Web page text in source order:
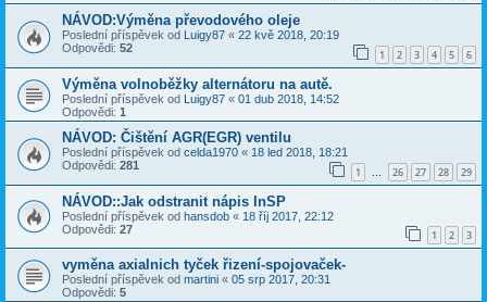
NÁVOD:Výměna převodového oleje
Poslední příspěvek od Luigy87 « 22 kvě 2018, 20:19
Odpovědi: 52 1 2 3 4 5 6
Výměna volnoběžky alternátoru na autě.
Poslední příspěvek od Luigy87 « 01 dub 2018, 14:52
Odpovědi: 1
NÁVOD: Čištění AGR(EGR) ventilu
Poslední příspěvek od celda1970 « 18 led 2018, 18:21
Odpovědi: 281 1 … 26 27 28 29
NÁVOD::Jak odstranit nápis InSP
Poslední příspěvek od hansdob « 18 říj 2017, 22:12
Odpovědi: 27 1 2 3
vyměna axialnich tyček řizení-spojovaček-
Poslední příspěvek od martini « 05 srp 2017, 20:31
Odpovědi: 5